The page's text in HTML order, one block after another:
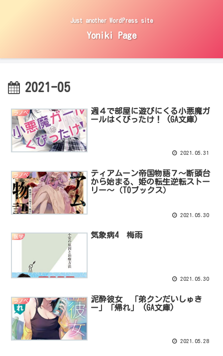
Just another WordPress site
Yoniki Page
2021-05
ラノベ
週４で部屋に遊びにくる小悪魔ガ
ールはくびったけ！ (GA文庫)
2021.05.31
ラノベ
ティアムーン帝国物語７～断頭台
から始まる、姫の転生逆転ストー
リー～（TOブックス）
2021.05.30
医学 気象病4 梅雨
2021.05.30
ラノベ
泥酔彼女 「弟クンだいしゅき
ー」「帰れ」 (GA文庫)
2021.05.28